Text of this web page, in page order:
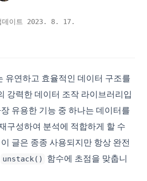
데이트 2023. 8. 17.
유연하고 효율적인 데이터 구조를
강력한 데이터 조작 라이브러리입
유용한 기능 중 하나는 데이터를
구성하여 분석에 적합하게 할 수
글은 종종 사용되지만 항상 완전
unstack()
함수에 초점을 맞춥니